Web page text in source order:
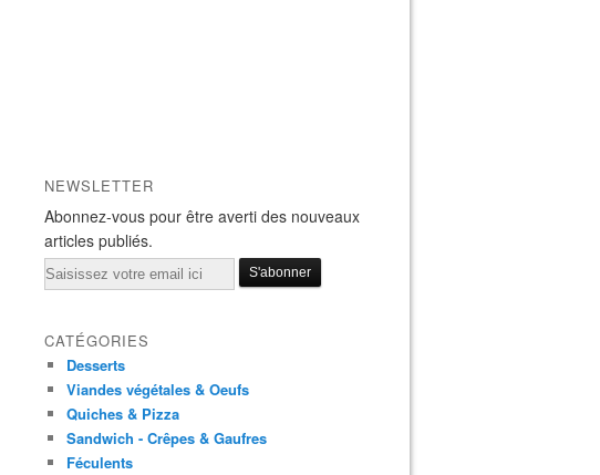
NEWSLETTER
Abonnez-vous pour être averti des nouveaux
articles publiés.
Email
CATÉGORIES
Desserts
Viandes végétales & Oeufs
Quiches & Pizza
Sandwich - Crêpes & Gaufres
Féculents